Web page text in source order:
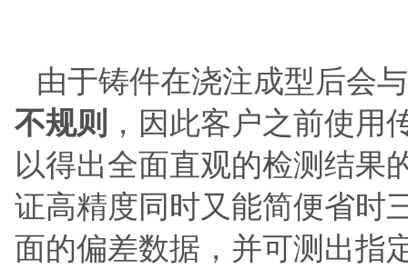
由于铸件在浇注成型后会
不规则 ，因此客户之前使
以得出全面直观的检测结果
证高精度同时又能简便省时
面的偏差数据，并可测出指